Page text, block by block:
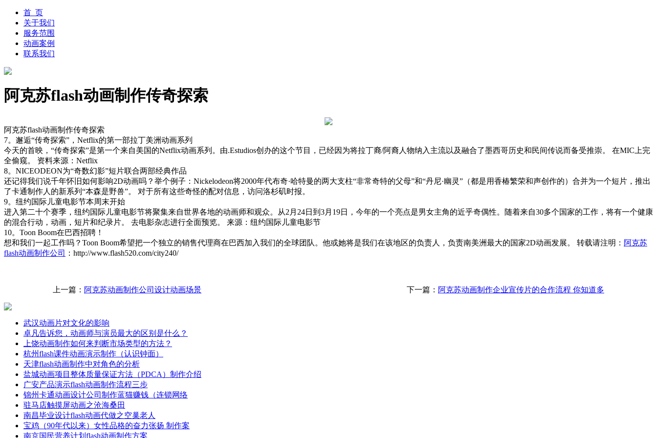
首 页
关于我们
服务范围
动画案例
联系我们
阿克苏flash动画制作传奇探索
阿克苏flash动画制作传奇探索
7。邂逅“传奇探索”，Netflix的第一部拉丁美洲动画系列
今天的首映，“传奇探索”是第一个来自美国的Netflix动画系列。由.Estudios创办的这个节目，已经因为将拉丁裔/阿裔人物纳入主流以及融合了墨西哥历史和民间传说而备受推崇。 在MIC上完
全偷窥。 资料来源：Netflix
8。NICEODEON为“奇数幻影”短片联合两部经典作品
还记得我们说千年怀旧如何影响2D动画吗？举个例子：Nickelodeon将2000年代布奇·哈特曼的两大支柱“非常奇特的父母”和“丹尼·幽灵”（都是用香椿繁荣和声创作的）合并为一个短片，推出
了卡通制作人的新系列“本森是野兽”。 对于所有这些奇怪的配对信息，访问洛杉矶时报。
9。纽约国际儿童电影节本周末开始
进入第二十个赛季，纽约国际儿童电影节将聚集来自世界各地的动画师和观众。从2月24日到3月19日，今年的一个亮点是男女主角的近乎奇偶性。随着来自30多个国家的工作，将有一个健康
的混合行动，动画，短片和纪录片。 去电影杂志进行全面预览。 来源：纽约国际儿童电影节
10。Toon Boom在巴西招聘！
想和我们一起工作吗？Toon Boom希望把一个独立的销售代理商在巴西加入我们的全球团队。他或她将是我们在该地区的负责人，负责南美洲最大的国家2D动画发展。 转载请注明： 阿克苏
flash动画制作公司
：http://www.flash520.com/city240/
上一篇： 阿克苏动画制作公司设计动画场景 下一篇： 阿克苏动画制作企业宣传片的合作流程 你知道多
武汉动画片对文化的影响
卓凡告诉您，动画师与演员最大的区别是什么？
上饶动画制作如何来判断市场类型的方法？
杭州flash课件动画演示制作（认识钟面）
天津flash动画制作中对角色的分析
盐城动画项目整体质量保证方法（PDCA）制作介绍
广安产品演示flash动画制作流程三步
锦州卡通动画设计公司制作蓝猫赚钱（连锁网络
驻马店触摸屏动画之沧海桑田
南昌毕业设计flash动画代做之空巢老人
宝鸡（90年代以来）女性品格的奋力张扬 制作案
南京国民营养计划flash动画制作方案